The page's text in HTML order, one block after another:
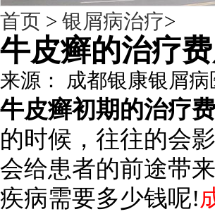
首页 > 银屑病治疗>
牛皮癣的治疗
来源： 成都银康银屑病
牛皮癣初期的治疗
的时候，往往的会
会给患者的前途带
疾病需要多少钱呢!